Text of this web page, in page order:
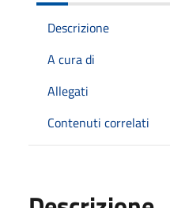
Descrizione
A cura di
Allegati
Contenuti correlati